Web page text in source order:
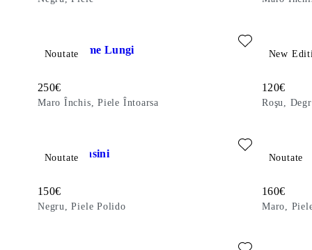
Freya Cizme Lungi
Noutate
Preț:
250€
Maro Închis, Piele Întoarsa
Alissa
New
Preț:
120€
Roşu,
Linn Mocasini
Noutate
Preț:
150€
Negru, Piele Polido
Linn
Noutate
Preț:
160€
Maro,
Adăugați la favorite: LIVIA CIZME (Negru, Piele) Adăugați